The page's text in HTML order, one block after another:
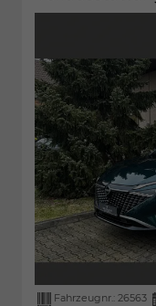
Fahrzeugnr.: 26563